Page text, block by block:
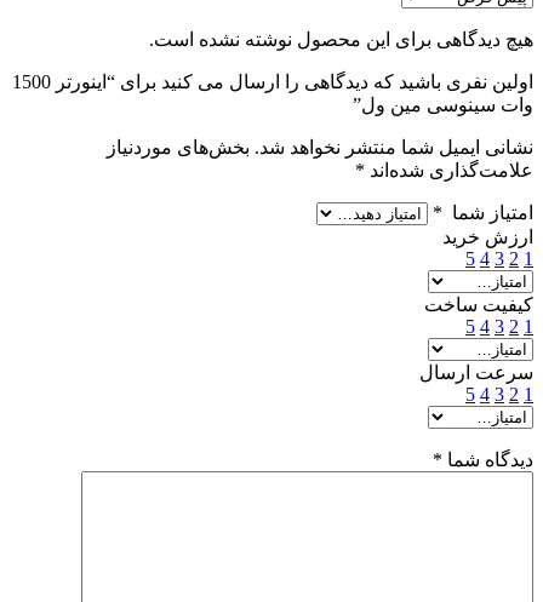
هیچ دیدگاهی برای این محصول نوشته نشده است.
اولین نفری باشید که دیدگاهی را ارسال می کنید برای “اینورتر 1500
وات سینوسی مین ول”
نشانی ایمیل شما منتشر نخواهد شد. بخش‌های موردنیاز
علامت‌گذاری شده‌اند *
امتیاز شما *
ارزش خرید
1
2
3
4
5
کیفیت ساخت
1
2
3
4
5
سرعت ارسال
1
2
3
4
5
دیدگاه شما *